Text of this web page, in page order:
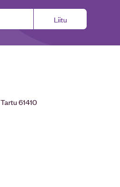
Liitu
61410